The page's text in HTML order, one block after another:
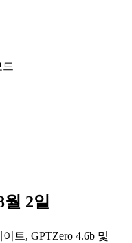
월 2일
트, GPTZero 4.6b 및